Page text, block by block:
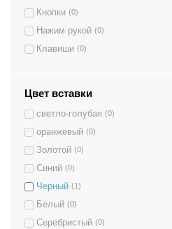
Кнопки (0)
Нажим рукой (0)
Клавиши (0)
Цвет вставки
светло-голубая (0)
оранжевый (0)
Золотой (0)
Синий (0)
Черный (1)
Белый (0)
Серебристый (0)